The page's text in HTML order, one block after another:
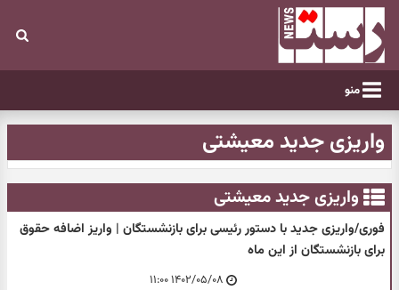
منو
واریزی جدید معیشتی
واریزی جدید معیشتی
فوری/واریزی جدید با دستور رئیسی برای بازنشستگان | واریز اضافه حقوق
برای بازنشستگان از این ماه
۱۴۰۲/۰۵/۰۸ ۱۱:۰۰